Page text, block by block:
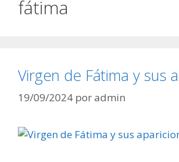
fátima
Virgen de Fátima y sus
19/09/2024 poradmin